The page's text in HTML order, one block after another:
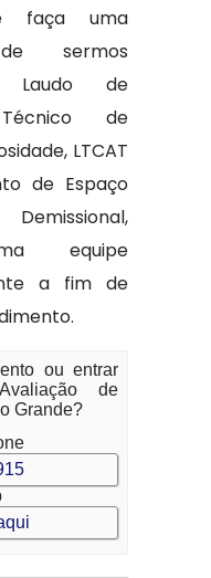
faça uma
sermos
Laudo de
de
LTCAT
de Espaço
equipe
a fim de
ou entrar
de
Grande?